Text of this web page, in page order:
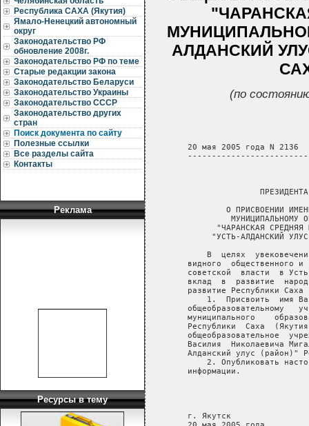
Республика САХА (Якутия)
Ямало-Ненецкий автономный
округ
Законодательство РФ
обновление 2008г.
Законодательство РФ по теме
Старые редакции закона
Законодательство Беларуси
Законодательство Украины
Законодательство СССР
Законодательство других
стран
Поиск документа по сайту
Полезные ссылки
Все разделы сайта
Контакты
Реклама
Ресурсы в тему
АЛДАНСКИЙ
(по
   20 мая 2005 года N 2136
О ПРИСВОЕНИИ
МУНИЦИПАЛЬНОМУ
"ЧАРАНСКАЯ СРЕДНЯЯ
"УСТЬ-АЛДАНСКИЙ
В  целях
видного  общественного и
советской  власти  в
вклад  в  развитие
развитие Республики Саха
1.  Присвоить  имя
общеобразовательному
муниципального
Республики  Саха
общеобразовательное
Василия  Николаевича
Алданский улус (район)"
2. Опубликовать
   информации.
   г. Якутск